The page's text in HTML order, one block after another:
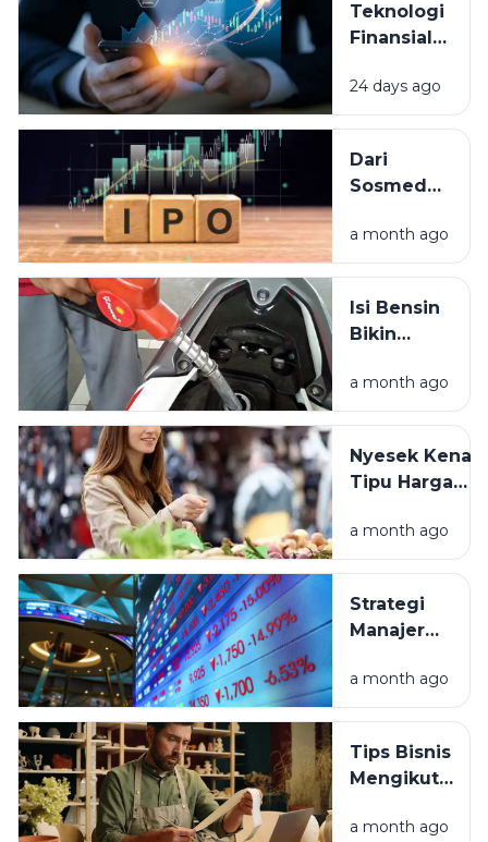
Aplikasi?
Teknologi
Finansial
Kehidupan
Sehari-hari:
Cara Baru Kita
Mengelola
dan
Uang
24 days ago
Dari
Sosmed
Panduan
Lengkap
Istilah IPO
a month ago
Isi Bensin
Bikin
Rahasia
Hemat
Dompet
Sehat
a month ago
Nyesek Kena
Tipu Harga
a month ago
Strategi
Manajer
Afrika
Selatan
Aset
Murah di
a month ago
Tips Bisnis
Mengikuti
Hindari
a month ago